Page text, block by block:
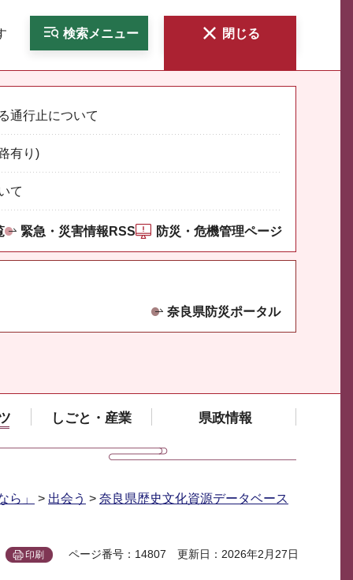
検索メニュー 閉じる
通行止について
有り)
て
緊急・災害情報RSS 防災・危機管理ページ
奈良県防災ポータル
しごと・産業 県政情報
ら」 > 出会う > 奈良県歴史文化資源データベース
印刷 ページ番号：14807 更新日：2026年2月27日